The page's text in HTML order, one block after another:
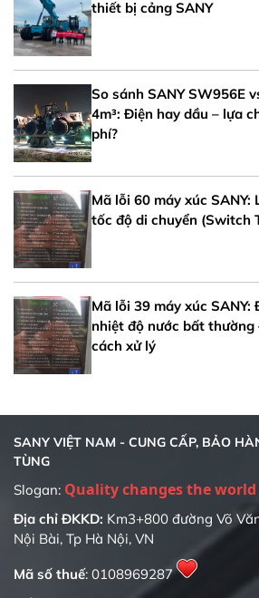
thiết bị cảng SANY
So sánh SANY SW956E
4m³: Điện hay dầu – lựa
phí?
Mã lỗi 60 máy xúc SANY:
tốc độ di chuyển (Switch
Mã lỗi 39 máy xúc
nhiệt độ nước bất thường
cách xử lý
SANY VIỆT NAM - CUNG CẤP, BẢO
TÙNG
Slogan: Quality changes the world
Địa chỉ ĐKKD: Km3+800 đường Võ
Nội Bài, Tp Hà Nội, VN
Mã số thuế: 0108969287